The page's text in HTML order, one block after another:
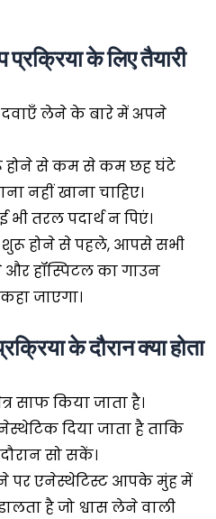
प्रक्रिया के लिए तैयारी
दवाएँ लेने के बारे में अपने
होने से कम से कम छह घंटे
नहीं खाना चाहिए।
तरल पदार्थ न पिएं।
शुरू होने से पहले, आपसे सभी
हॉस्पिटल का गाउन
जाएगा।
के दौरान क्या होता
साफ किया जाता है।
दिया जाता है ताकि
सो सकें।
पर एनेस्थेटिस्ट आपके मुंह में
है जो श्वास लेने वाली